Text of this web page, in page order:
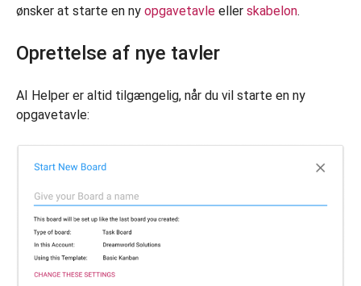
ønsker at starte en ny opgavetavle eller skabelon.
Oprettelse af nye tavler
AI Helper er altid tilgængelig, når du vil starte en ny
opgavetavle: